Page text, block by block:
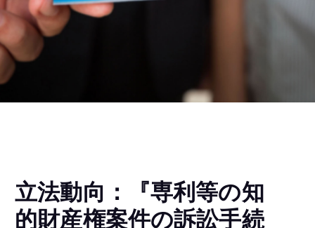
立法動向：『専利等の知
的財産権案件の訴訟手続